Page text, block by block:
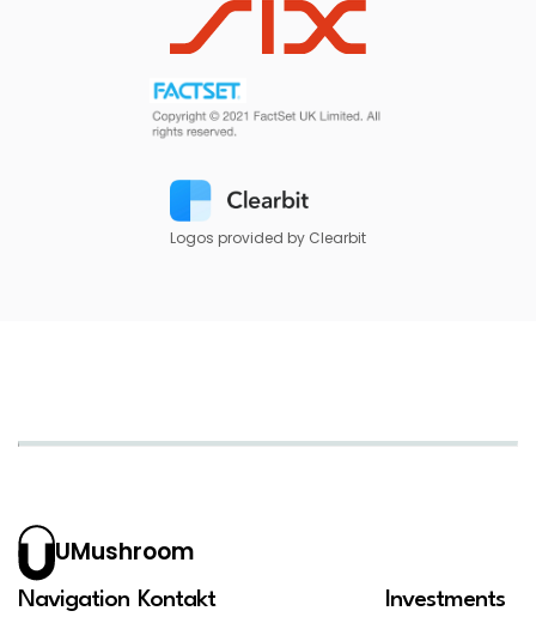
Logos provided by Clearbit
UMushroom
Navigation Kontakt Investments